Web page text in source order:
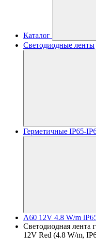
Каталог
Светодиодные ленты
Герметичные IP65-
A60 12V 4.8 W/m
Светодиодная лента
12V Red (4.8 W/m,